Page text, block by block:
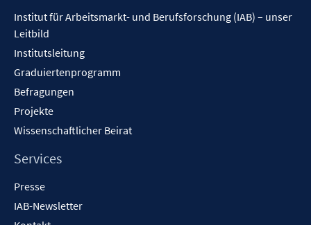
Institut für Arbeitsmarkt- und Berufsforschung (IAB) – unser
Leitbild
Institutsleitung
Graduiertenprogramm
Befragungen
Projekte
Wissenschaftlicher Beirat
Services
Presse
IAB-Newsletter